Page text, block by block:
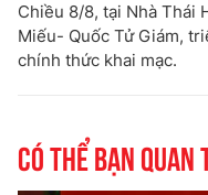
Chiều 8/8, tại Nhà Thái
Miếu- Quốc Tử Giám,
chính thức khai mạc.
Có thể bạn quan